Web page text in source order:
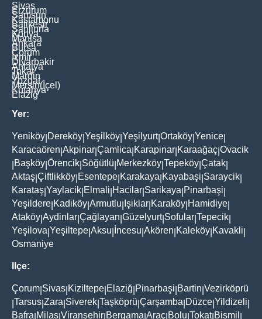
Sivas
Erzurum
Samsun
Kastamonu
Balikesir
Şanliurfa
Konya
Manisa
Ankara
Bursa
Çorum
İzmir
Diyarbakir
Antalya
Tokat
Mardin
Yozgat
Mersin(İçel)
Kütahya
Elaziğ
Yer:
Yeniköy Dereköy Yeşilköy Yeşilyurt|Ortaköy Yenice
Karacaören Akpinar Çamlica Karapinar Karaağaç Ovacik
Başköy Örencik Söğütlü Merkezköy Tepeköy Çatak
Aktaş Çiftlikköy Esentepe Karakaya Kayabaşi Saraycik
Karataş Yaylacik Elmali Hacilar Sarikaya Pinarbaşi
Yeşildere Kadiköy Armutlu Işiklar Karaköy Hamidiye
Ataköy Aydinlar Çağlayan Güzelyurt| Sofular Tepecik
Yeşilova Yeşiltepe Aksu İncesu Akören Kaleköy Kavakli
Osmaniye
Ilçe:
Çorum Sivas Kiziltepe Elaziğ Pinarbaşi Bartin Vezirköprü
Tarsus Zara Siverek Taşköprü Çarşamba Düzce Yildizeli
Bafra Milas Viranşehir Bergama Araç Bolu Tokat| Bismil